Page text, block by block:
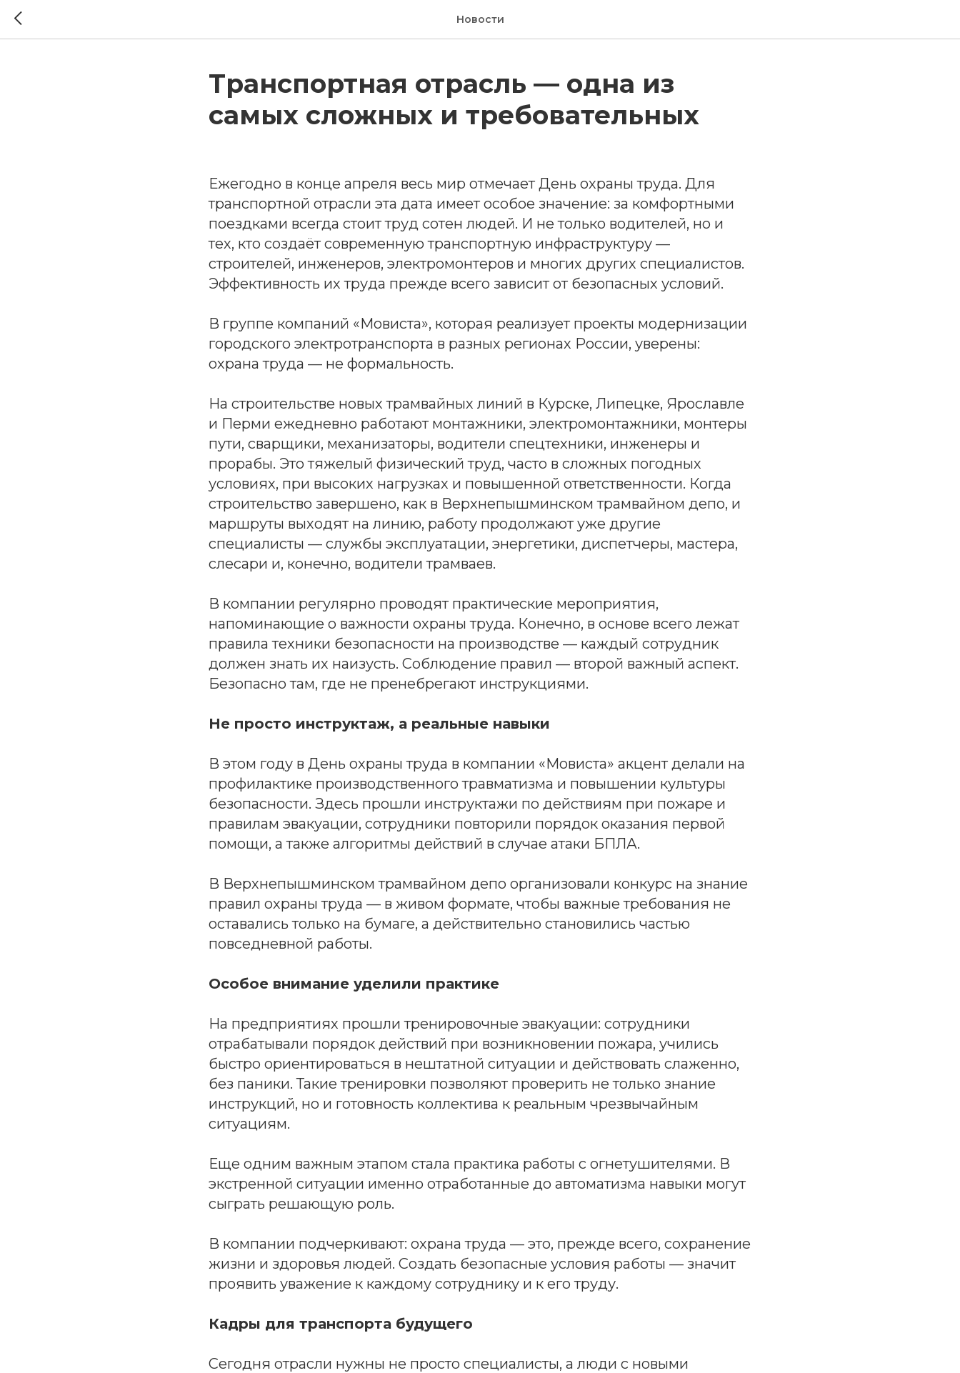
Новости
Транспортная отрасль — одна из
самых сложных и требовательных
Ежегодно в конце апреля весь мир отмечает День охраны труда. Для
транспортной отрасли эта дата имеет особое значение: за комфортными
поездками всегда стоит труд сотен людей. И не только водителей, но и
тех, кто создаёт современную транспортную инфраструктуру —
строителей, инженеров, электромонтеров и многих других специалистов.
Эффективность их труда прежде всего зависит от безопасных условий.
В группе компаний «Мовиста», которая реализует проекты модернизации
городского электротранспорта в разных регионах России, уверены:
охрана труда — не формальность.
На строительстве новых трамвайных линий в Курске, Липецке, Ярославле
и Перми ежедневно работают монтажники, электромонтажники, монтеры
пути, сварщики, механизаторы, водители спецтехники, инженеры и
прорабы. Это тяжелый физический труд, часто в сложных погодных
условиях, при высоких нагрузках и повышенной ответственности. Когда
строительство завершено, как в Верхнепышминском трамвайном депо, и
маршруты выходят на линию, работу продолжают уже другие
специалисты — службы эксплуатации, энергетики, диспетчеры, мастера,
слесари и, конечно, водители трамваев.
В компании регулярно проводят практические мероприятия,
напоминающие о важности охраны труда. Конечно, в основе всего лежат
правила техники безопасности на производстве — каждый сотрудник
должен знать их наизусть. Соблюдение правил — второй важный аспект.
Безопасно там, где не пренебрегают инструкциями.
Не просто инструктаж, а реальные навыки
В этом году в День охраны труда в компании «Мовиста» акцент делали на
профилактике производственного травматизма и повышении культуры
безопасности. Здесь прошли инструктажи по действиям при пожаре и
правилам эвакуации, сотрудники повторили порядок оказания первой
помощи, а также алгоритмы действий в случае атаки БПЛА.
В Верхнепышминском трамвайном депо организовали конкурс на знание
правил охраны труда — в живом формате, чтобы важные требования не
оставались только на бумаге, а действительно становились частью
повседневной работы.
Особое внимание уделили практике
На предприятиях прошли тренировочные эвакуации: сотрудники
отрабатывали порядок действий при возникновении пожара, учились
быстро ориентироваться в нештатной ситуации и действовать слаженно,
без паники. Такие тренировки позволяют проверить не только знание
инструкций, но и готовность коллектива к реальным чрезвычайным
ситуациям.
Еще одним важным этапом стала практика работы с огнетушителями. В
экстренной ситуации именно отработанные до автоматизма навыки могут
сыграть решающую роль.
В компании подчеркивают: охрана труда — это, прежде всего, сохранение
жизни и здоровья людей. Создать безопасные условия работы — значит
проявить уважение к каждому сотруднику и к его труду.
Кадры для транспорта будущего
Сегодня отрасли нужны не просто специалисты, а люди с новыми